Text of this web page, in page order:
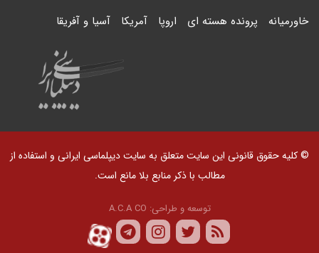
خاورمیانه پرونده هسته ای اروپا آمریکا آسیا و آفریقا
© کلیه حقوق قانونی این سایت متعلق به سایت دیپلماسی ایرانی و استفاده از
مطالب با ذکر منابع بلا مانع است.
توسعه و طراحی: A.C.A CO